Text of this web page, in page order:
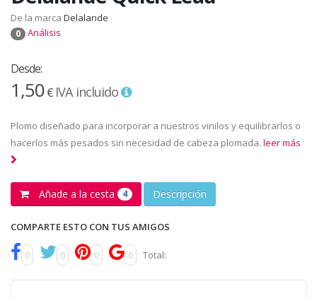
De la marca Delalande
0 Análisis
Desde:
1,50€ IVA incluido
Plomo diseñado para incorporar a nuestros vinilos y equilibrarlos o
hacerlos más pesados sin necesidad de cabeza plomada. leer más
Añade a la cesta 4 Descripción
COMPARTE ESTO CON TUS AMIGOS
0 0 0 0 Total: